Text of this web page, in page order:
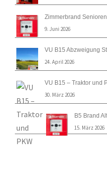
Zimmerbrand
9. Juni 2026
VU B15 Abzweigung
24. April 2026
VU B15 – Traktor und
30. März 2026
B5 Brand
15. März 2026